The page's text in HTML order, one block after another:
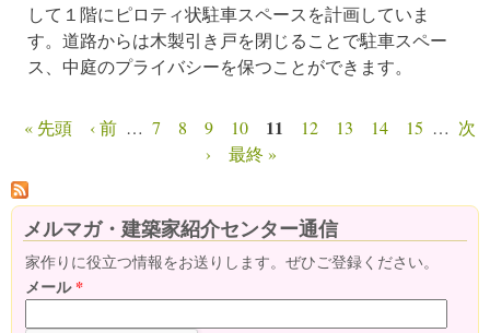
して１階にピロティ状駐車スペースを計画していま
す。道路からは木製引き戸を閉じることで駐車スペー
ス、中庭のプライバシーを保つことができます。
ページ
« 先頭 ‹ 前 … 7 8 9 10 11 12 13 14 15 … 次
›
最終 »
メルマガ・建築家紹介センター通信
家作りに役立つ情報をお送りします。ぜひご登録ください。
メール*